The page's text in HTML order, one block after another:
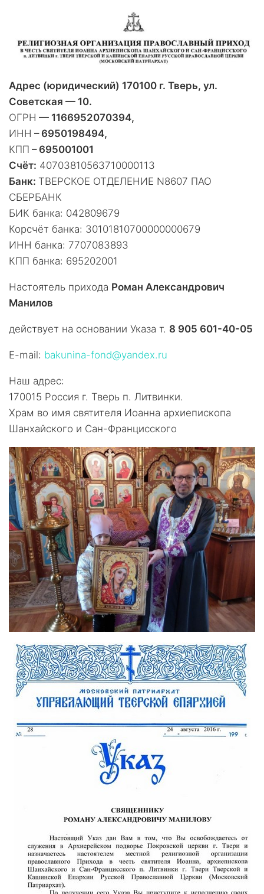
Адрес (юридический) 170100 г. Тверь, ул.
Советская — 10.
ОГРН — 1166952070394,
ИНН – 6950198494,
КПП – 695001001
Счёт: 40703810563710000113
Банк: ТВЕРСКОЕ ОТДЕЛЕНИЕ N8607 ПАО
СБЕРБАНК
БИК банка: 042809679
Корсчёт банка: 30101810700000000679
ИНН банка: 7707083893
КПП банка: 695202001
Настоятель прихода Роман Александрович
Манилов
действует на основании Указа т. 8 905 601-40-05
E-mail: bakunina-fond@yandex.ru
Наш адрес:
170015 Россия г. Тверь п. Литвинки.
Храм во имя святителя Иоанна архиепископа
Шанхайского и Сан-Францисского